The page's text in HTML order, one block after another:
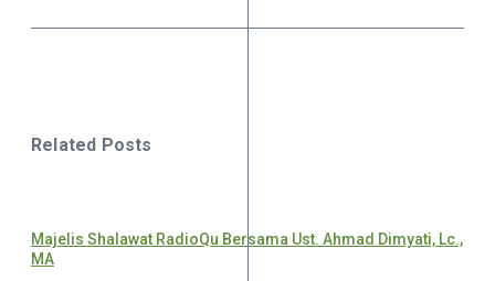
Related Posts
Majelis Shalawat RadioQu Bersama Ust. Ahmad Dimyati, Lc.,
MA